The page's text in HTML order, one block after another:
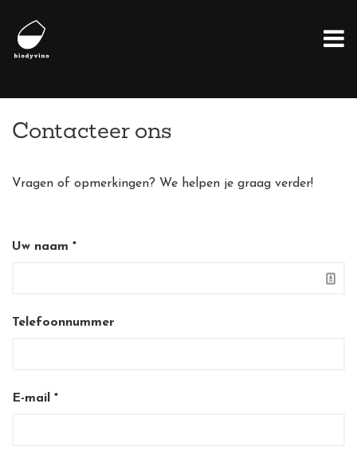
Contacteer ons
Vragen of opmerkingen? We helpen je graag verder!
Uw naam
Telefoonnummer
E-mail